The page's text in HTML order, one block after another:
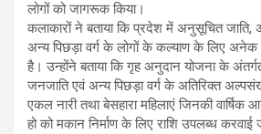
लोगों को जागरूक किया।
कलाकारों ने बताया कि प्रदेश में अनुसूचित
अन्य पिछड़ा वर्ग के लोगों के कल्याण के लिए
है। उन्होंने बताया कि गृह अनुदान योजना के
जनजाति एवं अन्य पिछड़ा वर्ग के अतिरिक्त
एकल नारी तथा बेसहारा महिलाएं जिनकी
हो को मकान निर्माण के लिए राशि उपलब्ध करवाई